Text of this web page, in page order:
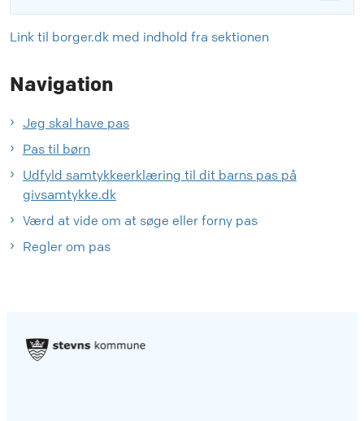
Link til borger.dk med indhold fra sektionen
Navigation
Jeg skal have pas
Pas til børn
Udfyld samtykkeerklæring til dit barns pas på
givsamtykke.dk
Værd at vide om at søge eller forny pas
Regler om pas